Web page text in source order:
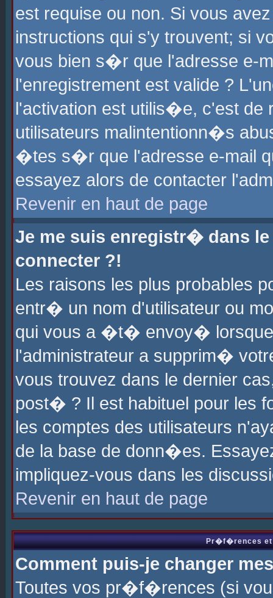
est requise ou non. Si vous
instructions qui s'y trouvent; si
vous bien s�r que l'adresse e-
l'enregistrement est valide ?
l'activation est utilis�e, c'est
utilisateurs malintentionn�s
�tes s�r que l'adresse e-mail
essayez alors de contacter
Revenir en haut de page
Je me suis enregistr� dans
connecter ?!
Les raisons les plus probables
entr� un nom d'utilisateur ou
qui vous a �t� envoy�
l'administrateur a supprim�
vous trouvez dans le dernier
post� ? Il est habituel pour les
les comptes des utilisateurs
de la base de donn�es.
impliquez-vous dans les
Revenir en haut de page
Pr�f�rences et
Comment puis-je changer
Toutes vos pr�f�rences (si